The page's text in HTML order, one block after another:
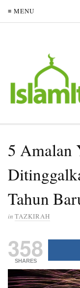
≡ MENU
5 Amalan
Tahun
in TAZKIRAH
358
SHARES